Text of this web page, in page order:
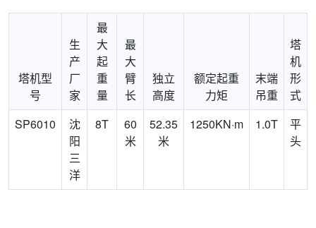
塔机型
号
生
产
厂
家
最
大
起
重
量
最
大
臂
长
独立
高度
额定起重
力矩
末端
吊重
塔
机
形
式
SP6010
沈
阳
三
洋
8T
60
米
52.35
米
1250KN·m 1.0T
平
头